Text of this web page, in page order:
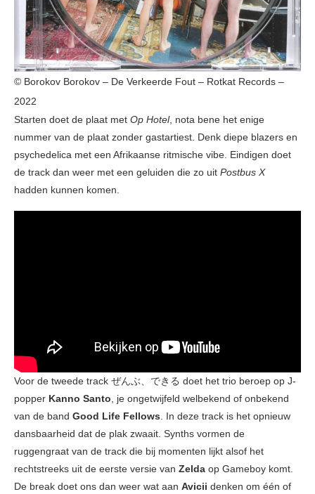
© Borokov Borokov – De Verkeerde Fout – Rotkat Records –
2022
Starten doet de plaat met Op Hotel, nota bene het enige
nummer van de plaat zonder gastartiest. Denk diepe blazers en
psychedelica met een Afrikaanse ritmische vibe. Eindigen doet
de track dan weer met een geluiden die zo uit Postbus X
hadden kunnen komen.
Voor de tweede track ぜんぶ、できる doet het trio beroep op J-
popper Kanno Santo , je ongetwijfeld welbekend of onbekend
van de band Good Life Fellows . In deze track is het opnieuw
dansbaarheid dat de plak zwaait. Synths vormen de
ruggengraat van de track die bij momenten lijkt alsof het
rechtstreeks uit de eerste versie van Zelda op Gameboy komt.
De break doet ons dan weer wat aan Avicii denken om één of